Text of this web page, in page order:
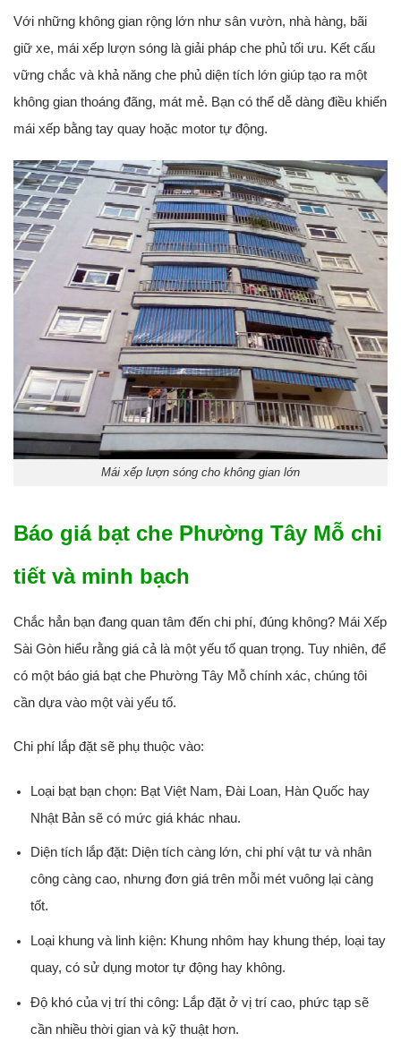
Với những không gian rộng lớn như sân vườn, nhà hàng, bãi
giữ xe, mái xếp lượn sóng là giải pháp che phủ tối ưu. Kết cấu
vững chắc và khả năng che phủ diện tích lớn giúp tạo ra một
không gian thoáng đãng, mát mẻ. Bạn có thể dễ dàng điều khiển
mái xếp bằng tay quay hoặc motor tự động.
Mái xếp lượn sóng cho không gian lớn
Báo giá bạt che Phường Tây Mỗ chi
tiết và minh bạch
Chắc hẳn bạn đang quan tâm đến chi phí, đúng không? Mái Xếp
Sài Gòn hiểu rằng giá cả là một yếu tố quan trọng. Tuy nhiên, để
có một báo giá bạt che Phường Tây Mỗ chính xác, chúng tôi
cần dựa vào một vài yếu tố.
Chi phí lắp đặt sẽ phụ thuộc vào:
Loại bạt bạn chọn: Bạt Việt Nam, Đài Loan, Hàn Quốc hay
Nhật Bản sẽ có mức giá khác nhau.
Diện tích lắp đặt: Diện tích càng lớn, chi phí vật tư và nhân
công càng cao, nhưng đơn giá trên mỗi mét vuông lại càng
tốt.
Loại khung và linh kiện: Khung nhôm hay khung thép, loại tay
quay, có sử dụng motor tự động hay không.
Độ khó của vị trí thi công: Lắp đặt ở vị trí cao, phức tạp sẽ
cần nhiều thời gian và kỹ thuật hơn.